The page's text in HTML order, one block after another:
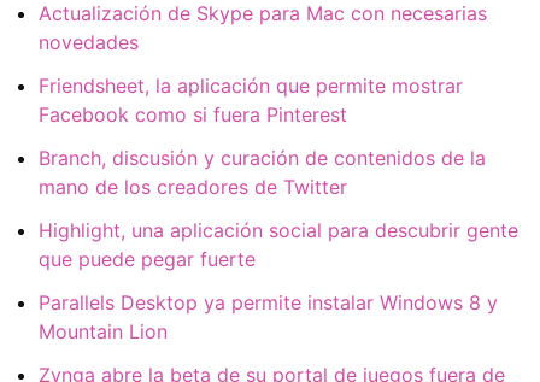
Actualización de Skype para Mac con necesarias
novedades
Friendsheet, la aplicación que permite mostrar
Facebook como si fuera Pinterest
Branch, discusión y curación de contenidos de la
mano de los creadores de Twitter
Highlight, una aplicación social para descubrir gente
que puede pegar fuerte
Parallels Desktop ya permite instalar Windows 8 y
Mountain Lion
Zynga abre la beta de su portal de juegos fuera de